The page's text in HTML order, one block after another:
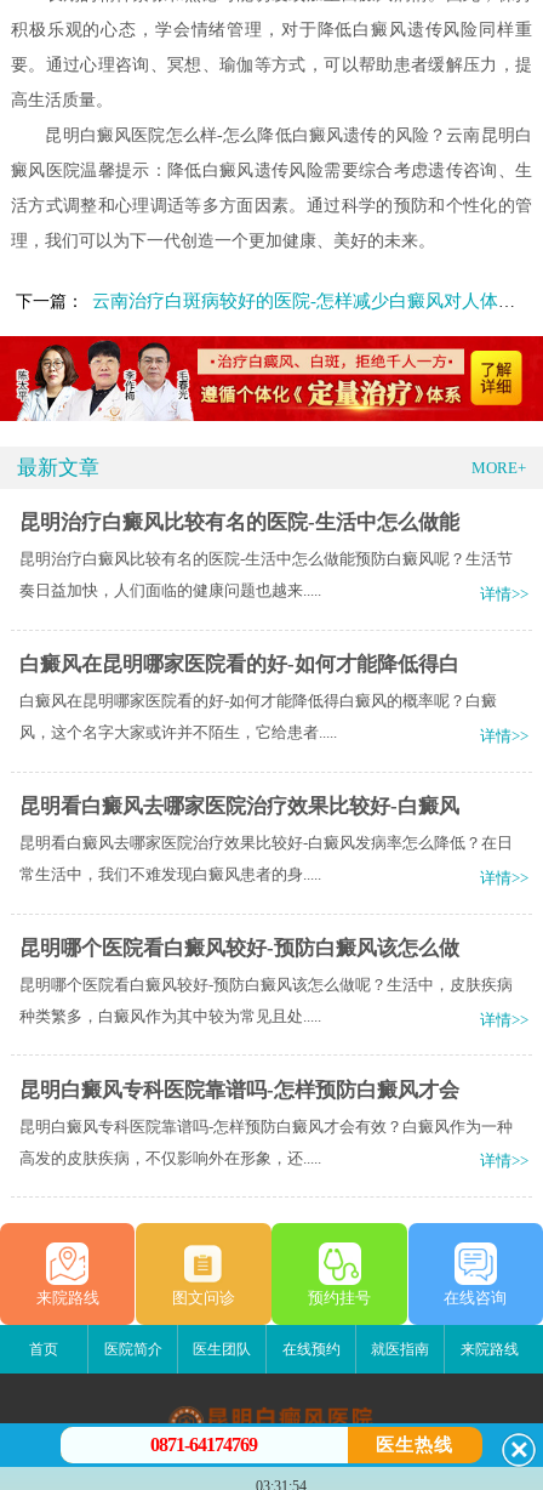
积极乐观的心态，学会情绪管理，对于降低白癜风遗传风险同样重
要。通过心理咨询、冥想、瑜伽等方式，可以帮助患者缓解压力，提
高生活质量。
昆明白癜风医院怎么样-怎么降低白癜风遗传的风险？云南昆明白
癜风医院温馨提示：降低白癜风遗传风险需要综合考虑遗传咨询、生
活方式调整和心理调适等多方面因素。通过科学的预防和个性化的管
理，我们可以为下一代创造一个更加健康、美好的未来。
下一篇： 云南治疗白斑病较好的医院-怎样减少白癜风对人体的危害
最新文章 MORE+
昆明治疗白癜风比较有名的医院-生活中怎么做能
昆明治疗白癜风比较有名的医院-生活中怎么做能预防白癜风呢？生活节
奏日益加快，人们面临的健康问题也越来.....
详情>>
白癜风在昆明哪家医院看的好-如何才能降低得白
白癜风在昆明哪家医院看的好-如何才能降低得白癜风的概率呢？白癜
风，这个名字大家或许并不陌生，它给患者.....
详情>>
昆明看白癜风去哪家医院治疗效果比较好-白癜风
昆明看白癜风去哪家医院治疗效果比较好-白癜风发病率怎么降低？在日
常生活中，我们不难发现白癜风患者的身.....
详情>>
昆明哪个医院看白癜风较好-预防白癜风该怎么做
昆明哪个医院看白癜风较好-预防白癜风该怎么做呢？生活中，皮肤疾病
种类繁多，白癜风作为其中较为常见且处.....
详情>>
昆明白癜风专科医院靠谱吗-怎样预防白癜风才会
昆明白癜风专科医院靠谱吗-怎样预防白癜风才会有效？白癜风作为一种
高发的皮肤疾病，不仅影响外在形象，还.....
详情>>
来院路线 图文问诊 预约挂号 在线咨询
首页 医院简介 医生团队 在线预约 就医指南 来院路线
昆明白癜风医院
0871-64174769 医生热线
03:31:54